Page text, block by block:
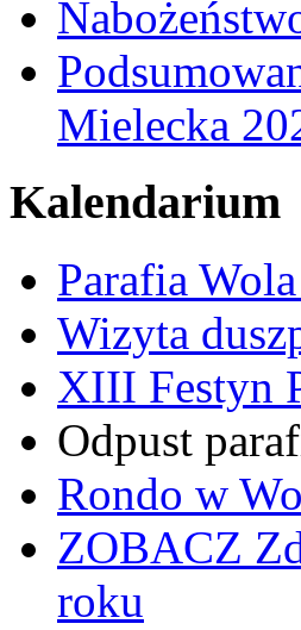
Mielecka
Kalendarium
Parafia
Wizyta
XIII Festyn
Odpust
Rondo w
ZOBACZ
roku